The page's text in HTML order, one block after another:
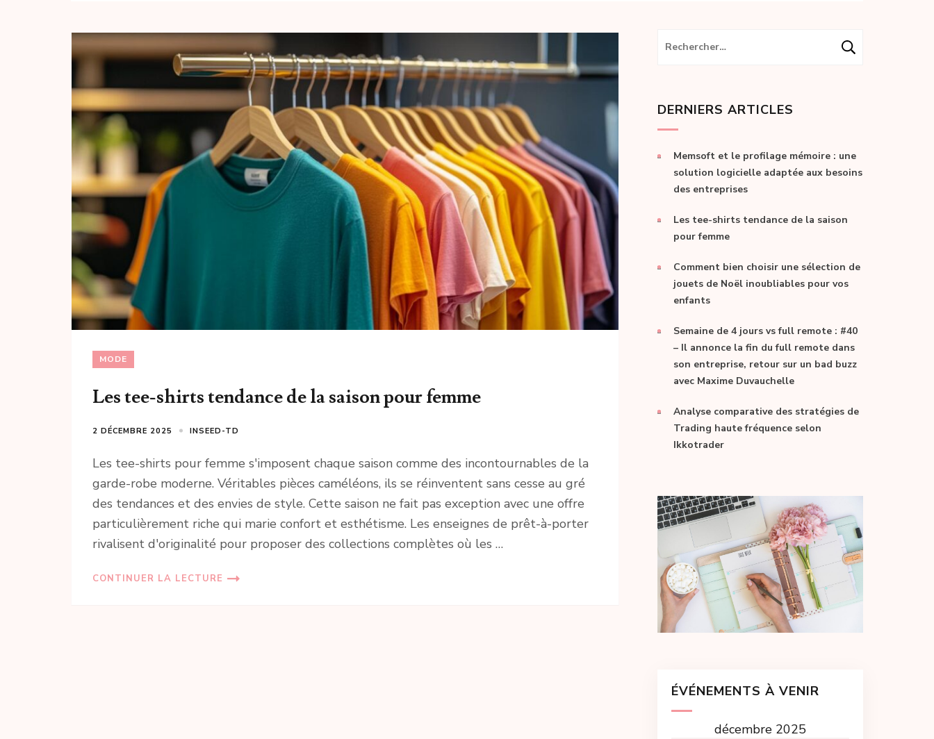
MODE
Les tee-shirts tendance de la saison pour femme
2 DÉCEMBRE 2025 INSEED-TD
Les tee-shirts pour femme s'imposent chaque saison comme des incontournables de la
garde-robe moderne. Véritables pièces caméléons, ils se réinventent sans cesse au gré
des tendances et des envies de style. Cette saison ne fait pas exception avec une offre
particulièrement riche qui marie confort et esthétisme. Les enseignes de prêt-à-porter
rivalisent d'originalité pour proposer des collections complètes où les …
CONTINUER LA LECTURE
Rechercher :
DERNIERS ARTICLES
Memsoft et le profilage mémoire : une
solution logicielle adaptée aux besoins
des entreprises
Les tee-shirts tendance de la saison
pour femme
Comment bien choisir une sélection de
jouets de Noël inoubliables pour vos
enfants
Semaine de 4 jours vs full remote : #40
– Il annonce la fin du full remote dans
son entreprise, retour sur un bad buzz
avec Maxime Duvauchelle
Analyse comparative des stratégies de
Trading haute fréquence selon
Ikkotrader
ÉVÉNEMENTS À VENIR
décembre 2025